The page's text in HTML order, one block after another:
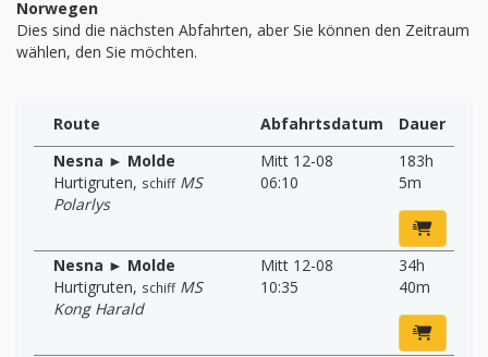
Norwegen
Dies sind die nächsten Abfahrten, aber Sie können den Zeitraum
wählen, den Sie möchten.
Route Abfahrtsdatum
Dauer
Nesna ► Molde
Hurtigruten, schiff MS
Polarlys
Mitt 12-08
06:10
183h
5m
Nesna ► Molde
Hurtigruten, schiff MS
Kong Harald
Mitt 12-08
10:35
34h
40m